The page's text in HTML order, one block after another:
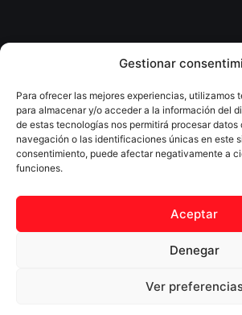
Gestionar
Para ofrecer las mejores experiencias, utilizamos
para almacenar y/o acceder a la información del
de estas tecnologías nos permitirá procesar
navegación o las identificaciones únicas en este
consentimiento, puede afectar negativamente a
funciones.
Aceptar
Denegar
Ver
Copyright © 2025 Federación Madrileña
Desarrollado por
Aviso Legal